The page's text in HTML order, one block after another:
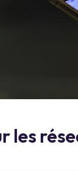
les